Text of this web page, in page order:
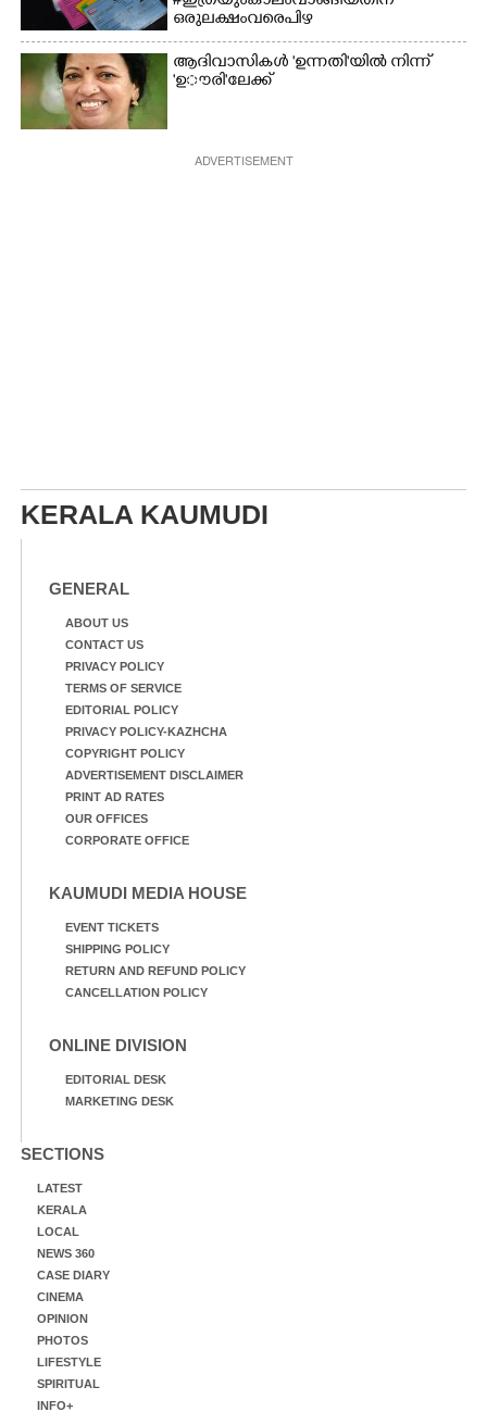
ഒരു ലക്ഷംവരെ പിഴ
ആദിവാസികൾ 'ഉന്നതി'യിൽ നിന്ന്
'ഉൗരി'ലേക്ക്
ADVERTISEMENT
KERALA KAUMUDI
GENERAL
ABOUT US
CONTACT US
PRIVACY POLICY
TERMS OF SERVICE
EDITORIAL POLICY
PRIVACY POLICY-KAZHCHA
COPYRIGHT POLICY
ADVERTISEMENT DISCLAIMER
PRINT AD RATES
OUR OFFICES
CORPORATE OFFICE
KAUMUDI MEDIA HOUSE
EVENT TICKETS
SHIPPING POLICY
RETURN AND REFUND POLICY
CANCELLATION POLICY
ONLINE DIVISION
EDITORIAL DESK
MARKETING DESK
SECTIONS
LATEST
KERALA
LOCAL
NEWS 360
CASE DIARY
CINEMA
OPINION
PHOTOS
LIFESTYLE
SPIRITUAL
INFO+